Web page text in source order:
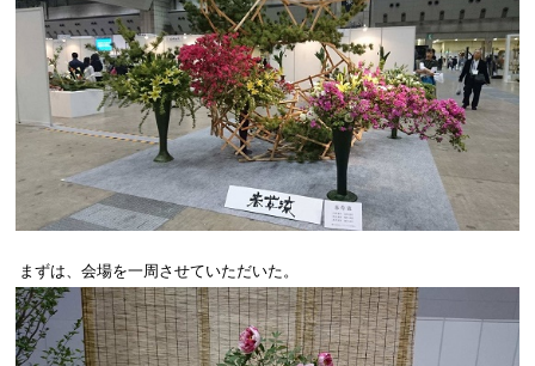
まずは、会場を一周させていただいた。